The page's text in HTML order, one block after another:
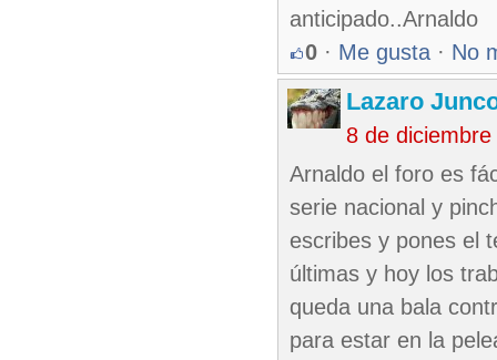
anticipado..Arnaldo
0 · Me gusta · No
Lazaro
8 de
Arnaldo el foro es
serie nacional y
escribes y pones el
últimas y hoy los
queda una bala
para estar en la